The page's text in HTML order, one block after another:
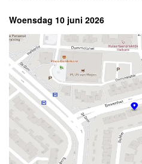
Woensdag 10 juni 2026